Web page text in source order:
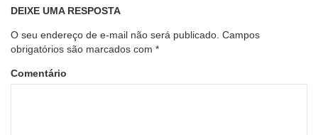
DEIXE UMA RESPOSTA
O seu endereço de e-mail não será publicado. Campos
obrigatórios são marcados com *
Comentário